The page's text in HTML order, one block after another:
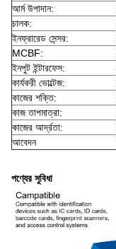
আর্ম উপাদান:
চালক:
ইনফ্রারেড সেন্সর:
MCBF:
ইনপুট ইন্টারফেস:
কার্যকরী ভোল্টেজ:
কাজের শক্তি:
কাজ তাপমাত্রা:
কাজের আর্দ্রতা:
আবেদন
পণ্যের সুবিধা